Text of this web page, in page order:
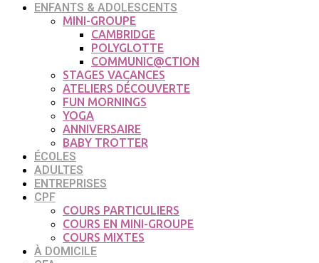
ENFANTS & ADOLESCENTS
MINI-GROUPE
CAMBRIDGE
POLYGLOTTE
COMMUNIC@CTION
STAGES VACANCES
ATELIERS DÉCOUVERTE
FUN MORNINGS
YOGA
ANNIVERSAIRE
BABY TROTTER
ÉCOLES
ADULTES
ENTREPRISES
CPF
COURS PARTICULIERS
COURS EN MINI-GROUPE
COURS MIXTES
À DOMICILE